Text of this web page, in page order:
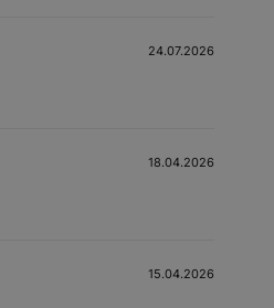
24.07.2026
18.04.2026
15.04.2026